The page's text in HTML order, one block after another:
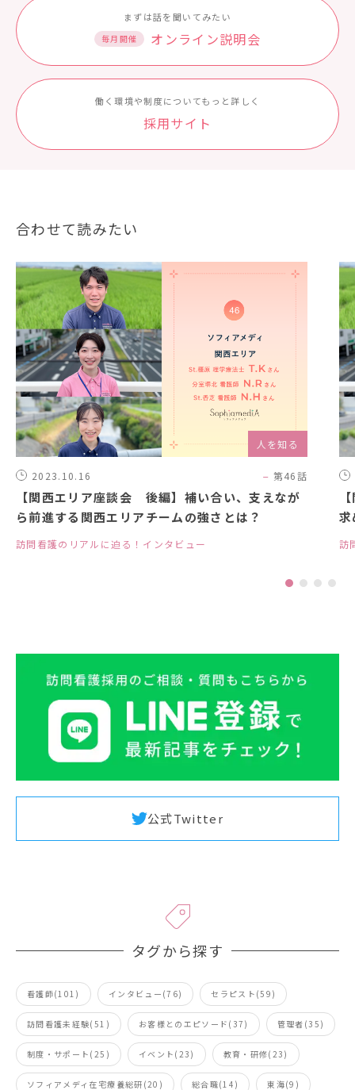
まずは話を聞いてみたい
毎月開催 オンライン説明会
働く環境や制度についてもっと詳しく
採⽤サイト
合わせて読みたい
人を知る
2023.10.16 第46話
【関西エリア座談会 後編】補い合い、支えなが
ら前進する関西エリアチームの強さとは？
訪問看護のリアルに迫る！インタビュー
求
訪
公式Twitter
タグから探す
看護師(101) インタビュー(76) セラピスト(59)
訪問看護未経験(51) お客様とのエピソード(37) 管理者(35)
制度・サポート(25) イベント(23) 教育・研修(23)
ソフィアメディ在宅療養総研(20) 総合職(14) 東海(9)